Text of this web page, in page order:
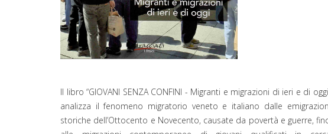
Il libro “GIOVANI SENZA CONFINI - Migranti e migrazioni di ieri e di
analizza il fenomeno migratorio veneto e italiano dalle
storiche dell’Ottocento e Novecento, causate da povertà e guerre,